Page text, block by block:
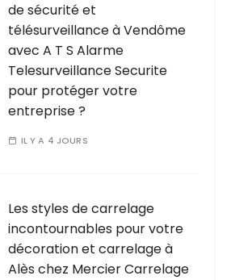
de sécurité et
télésurveillance à Vendôme
avec A T S Alarme
Telesurveillance Securite
pour protéger votre
entreprise ?
IL Y A 4 JOURS
Les styles de carrelage
incontournables pour votre
décoration et carrelage à
Alès chez Mercier Carrelage